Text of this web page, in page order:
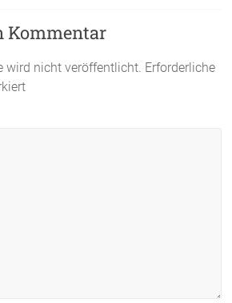
Kommentar
wird nicht veröffentlicht. Erforderliche